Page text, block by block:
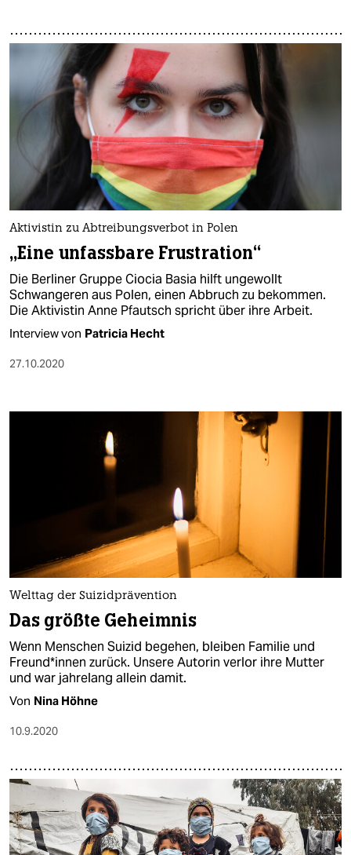
Aktivistin zu Abtreibungsverbot in Polen
„Eine unfassbare Frustration“
Die Berliner Gruppe Ciocia Basia hilft ungewollt
Schwangeren aus Polen, einen Abbruch zu bekommen.
Die Aktivistin Anne Pfautsch spricht über ihre Arbeit.
Interview von Patricia Hecht
27.10.2020
Welttag der Suizidprävention
Das größte Geheimnis
Wenn Menschen Suizid begehen, bleiben Familie und
Freund*innen zurück. Unsere Autorin verlor ihre Mutter
und war jahrelang allein damit.
Von Nina Höhne
10.9.2020